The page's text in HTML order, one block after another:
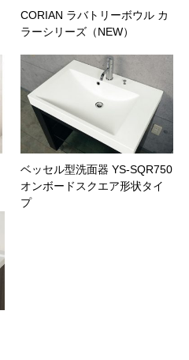
CORIAN ラバトリーボウル カ
ラーシリーズ（NEW）
ベッセル型洗面器 YS-SQR750
オンボードスクエア形状タイ
プ